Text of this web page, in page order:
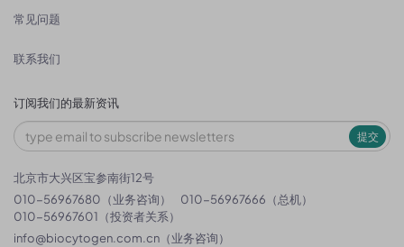
常见问题
联系我们
订阅我们的最新资讯
提交
北京市大兴区宝参南街12号
010-56967680（业务咨询）
010-56967666（总机）
010-56967601（投资者关系）
info@biocytogen.com.cn （业务咨询）